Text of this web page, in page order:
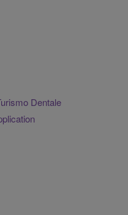
Dentale